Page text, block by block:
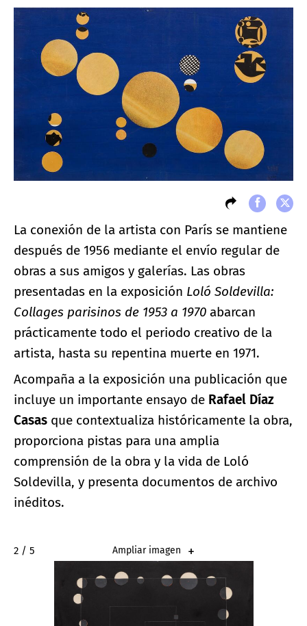
La conexión de la artista con París se mantiene
después de 1956 mediante el envío regular de
obras a sus amigos y galerías. Las obras
presentadas en la exposición Loló Soldevilla:
Collages parisinos de 1953 a 1970 abarcan
prácticamente todo el periodo creativo de la
artista, hasta su repentina muerte en 1971.
Acompaña a la exposición una publicación que
incluye un importante ensayo de Rafael Díaz
Casas que contextualiza históricamente la obra,
proporciona pistas para una amplia
comprensión de la obra y la vida de Loló
Soldevilla, y presenta documentos de archivo
inéditos.
2 / 5 Ampliar imagen